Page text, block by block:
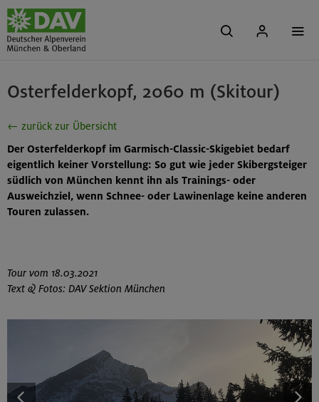
Osterfelderkopf, 2060 m (Skitour)
← zurück zur Übersicht
Der Osterfelderkopf im Garmisch-Classic-Skigebiet bedarf
eigentlich keiner Vorstellung: So gut wie jeder Skibergsteiger
südlich von München kennt ihn als Trainings- oder
Ausweichziel, wenn Schnee- oder Lawinenlage keine anderen
Touren zulassen.
Tour vom 18.03.2021
Text & Fotos: DAV Sektion München